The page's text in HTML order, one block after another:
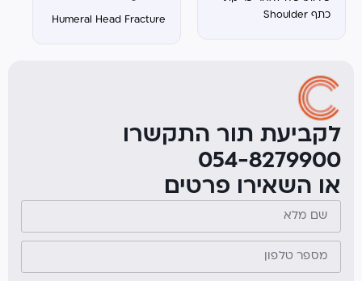
כתף Shoulder
Humeral Head Fracture
לקביעת תור התקשרו
054-8279900
או השאירו פרטים